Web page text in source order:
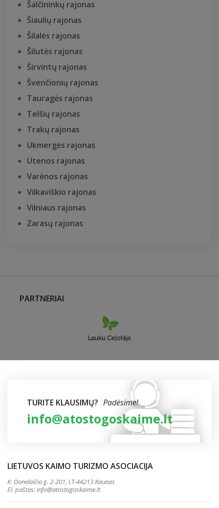
Šalčininkų rajonas
Šiaulių rajonas
Šilalės rajonas
Šilutės rajonas
Širvintų rajonas
Švenčionių rajonas
Tauragės rajonas
Telšių rajonas
Trakų rajonas
Ukmergės rajonas
Utenos rajonas
Varėnos rajonas
Vilkaviškio rajonas
Vilniaus rajonas
Zarasų rajonas
PARTNERIAI
TURITE KLAUSIMŲ? Padėsime!
info@atostogoskaime.lt
LIETUVOS KAIMO TURIZMO ASOCIACIJA
K. Donelaičio g. 2-201, LT-44213 Kaunas
El. paštas:info@atostogoskaime.lt